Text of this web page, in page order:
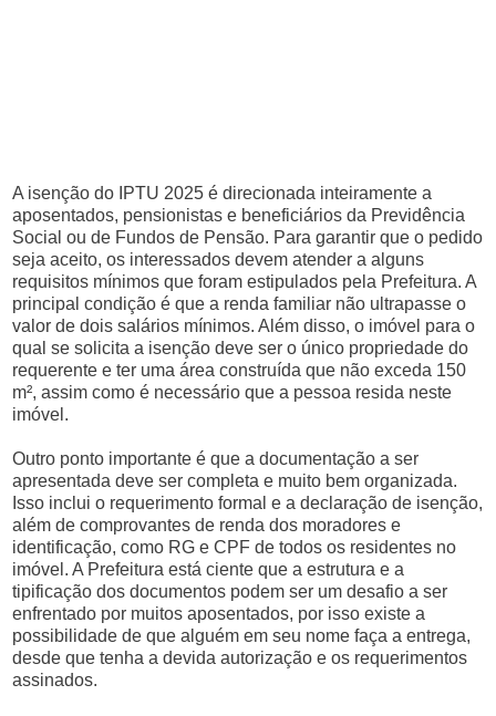
A isenção do IPTU 2025 é direcionada inteiramente a
aposentados, pensionistas e beneficiários da Previdência
Social ou de Fundos de Pensão. Para garantir que o pedido
seja aceito, os interessados devem atender a alguns
requisitos mínimos que foram estipulados pela Prefeitura. A
principal condição é que a renda familiar não ultrapasse o
valor de dois salários mínimos. Além disso, o imóvel para o
qual se solicita a isenção deve ser o único propriedade do
requerente e ter uma área construída que não exceda 150
m², assim como é necessário que a pessoa resida neste
imóvel.
Outro ponto importante é que a documentação a ser
apresentada deve ser completa e muito bem organizada.
Isso inclui o requerimento formal e a declaração de isenção,
além de comprovantes de renda dos moradores e
identificação, como RG e CPF de todos os residentes no
imóvel. A Prefeitura está ciente que a estrutura e a
tipificação dos documentos podem ser um desafio a ser
enfrentado por muitos aposentados, por isso existe a
possibilidade de que alguém em seu nome faça a entrega,
desde que tenha a devida autorização e os requerimentos
assinados.